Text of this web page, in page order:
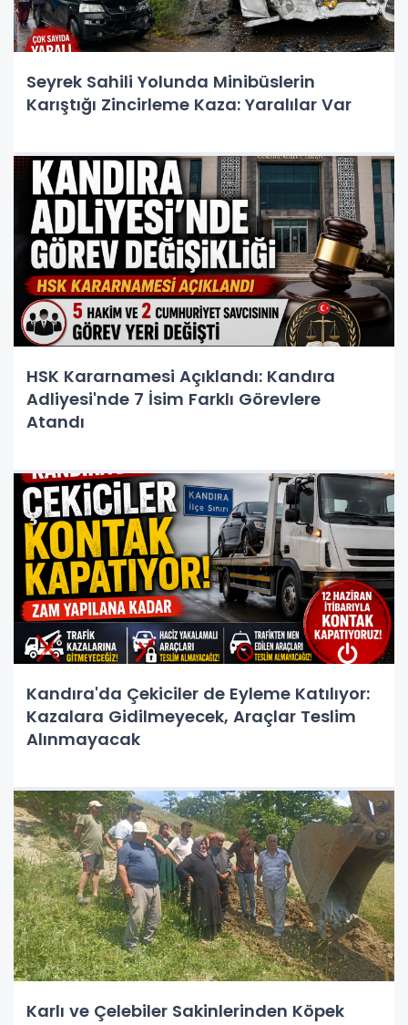
Seyrek Sahili Yolunda Minibüslerin
Karıştığı Zincirleme Kaza: Yaralılar Var
HSK Kararnamesi Açıklandı: Kandıra
Adliyesi'nde 7 İsim Farklı Görevlere
Atandı
Kandıra'da Çekiciler de Eyleme Katılıyor:
Kazalara Gidilmeyecek, Araçlar Teslim
Alınmayacak
Karlı ve Çelebiler Sakinlerinden Köpek